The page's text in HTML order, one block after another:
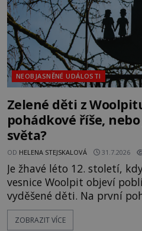
NEOBJASNĚNÉ UDÁLOSTI
Zelené děti z
pohádkové říše,
světa?
OD HELENA STEJSKALOVÁ 31.7.2026
Je žhavé léto 12. století,
vesnice Woolpit objeví
vyděšené děti. Na první
každé jiné, až na jednu
kůže má nazelenalý odstín,
ZOBRAZIT VÍCE